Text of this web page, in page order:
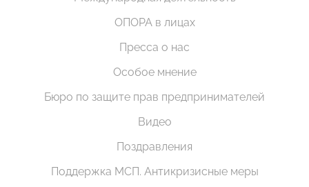
ОПОРА в лицах
Пресса о нас
Особое мнение
Бюро по защите прав предпринимателей
Видео
Поздравления
Поддержка МСП. Антикризисные меры